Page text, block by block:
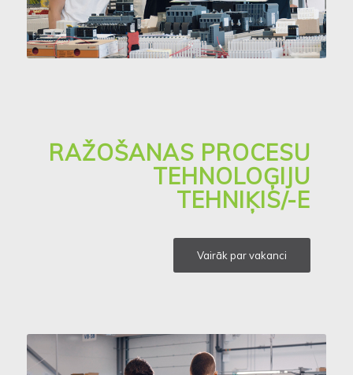
RAŽOŠANAS PROCESU
TEHNOLOĢIJU
TEHNIĶIS/-E
Vairāk par vakanci